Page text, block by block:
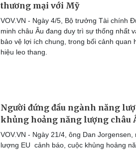
thương mại với Mỹ
VOV.VN - Ngày 4/5, Bộ trưởng Tài chính
minh châu Âu đang duy trì sự thống nhất
bảo vệ lợi ích chung, trong bối cảnh quan
hiệu leo thang.
Người đứng đầu ngành năng
khủng hoảng năng lượng châu
VOV.VN - Ngày 21/4, ông Dan
lượng EU cảnh báo, cuộc khủng hoảng